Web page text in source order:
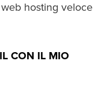
hosting veloce
CON IL MIO